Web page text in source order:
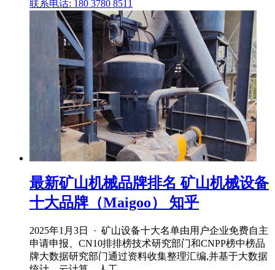
联系电话: 180 3780 8511
最新矿山机械品牌排名 矿山机械设备
十大品牌（Maigoo） 知乎
2025年1月3日 · 矿山设备十大名单由用户企业免费自主
申请申报、CN10排排榜技术研究部门和CNPP榜中榜品
牌大数据研究部门通过资料收集整理汇编,并基于大数据